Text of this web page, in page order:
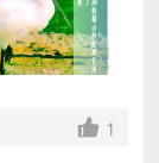
1